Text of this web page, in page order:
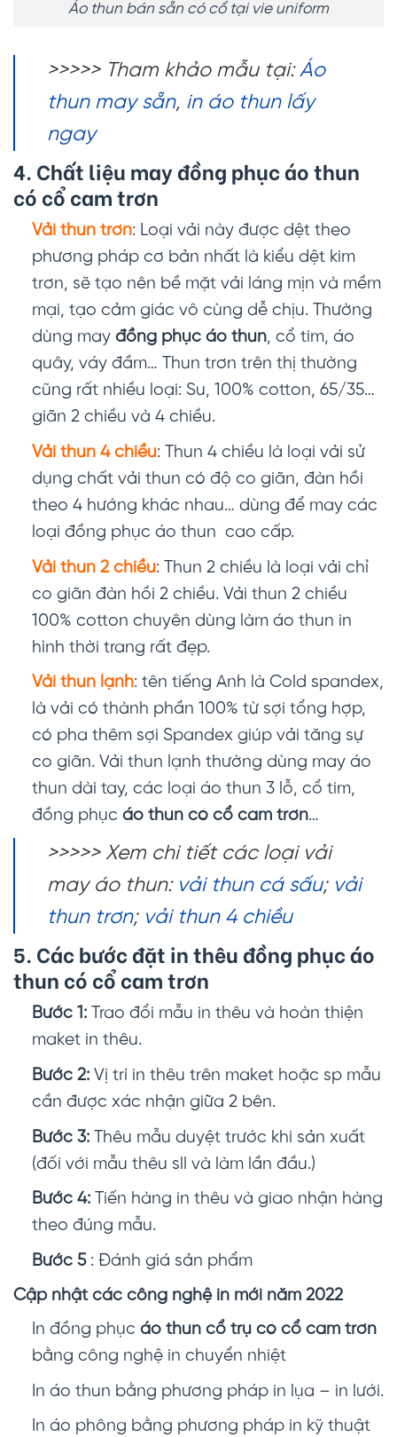
Áo thun bán sẵn có cổ tại vie uniform
>>>>> Tham khảo mẫu tại:Áo
thun may sẵn, in áo thun lấy
ngay
4. Chất liệu may đồng phụcáo thun
có cổ cam trơn
Vải thun trơn: Loại vải này được dệt theo
phương pháp cơ bản nhất là kiểu dệt kim
trơn, sẽ tạo nên bề mặt vải láng mịn và mềm
mại, tạo cảm giác vô cùng dễ chịu. Thường
dùng may đồng phục áo thun, cổ tim, áo
quây, váy đầm… Thun trơn trên thị thường
cũng rất nhiều loại: Su, 100% cotton, 65/35…
giãn 2 chiều và 4 chiều.
Vải thun 4 chiều: Thun 4 chiều là loại vải sử
dụng chất vải thun có độ co giãn, đàn hồi
theo 4 hướng khác nhau… dùng để may các
loại đồng phục áo thun cao cấp.
Vải thun 2 chiều: Thun 2 chiều là loại vải chỉ
co giãn đàn hồi 2 chiều. Vải thun 2 chiều
100% cotton chuyên dùng làm áo thun in
hình thời trang rất đẹp.
Vải thun lạnh: tên tiếng Anh là Cold spandex,
là vải có thành phần 100% từ sợi tổng hợp,
có pha thêm sợi Spandex giúp vải tăng sự
co giãn. Vải thun lạnh thường dùng may áo
thun dài tay, các loại áo thun 3 lỗ, cổ tim,
đồng phục áo thun có cổ cam trơn…
>>>>> Xem chi tiết các loại vải
may áo thun: vải thun cá sấu; vải
thun trơn; vải thun 4 chiều
5. Các bước đặt in thêu đồng phụcáo
thun có cổ cam trơn
Bước 1:Trao đổi mẫu in thêu và hoàn thiện
maket in thêu.
Bước 2:Vị trí in thêu trên maket hoặc sp mẫu
cần được xác nhận giữa 2 bên.
Bước 3:Thêu mẫu duyệt trước khi sản xuất
(đối với mẫu thêu sll và làm lần đầu.)
Bước 4:Tiến hàng in thêu và giao nhận hàng
theo đúng mẫu.
Bước 5: Đánh giá sản phẩm
Cập nhật các công nghệ in mới năm 2022
In đồng phục áo thun cổ trụ có cổ cam trơn
bằng công nghệ in chuyển nhiệt
In áo thun bằng phương pháp in lụa – in lưới.
In áo phông bằng phương pháp in kỹ thuật